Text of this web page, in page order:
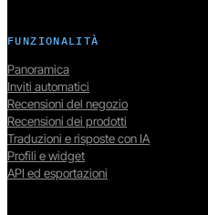
FUNZIONALITÀ
Panoramica
Inviti automatici
Recensioni del negozio
Recensioni dei prodotti
Traduzioni e risposte con IA
Profili e widget
API ed esportazioni